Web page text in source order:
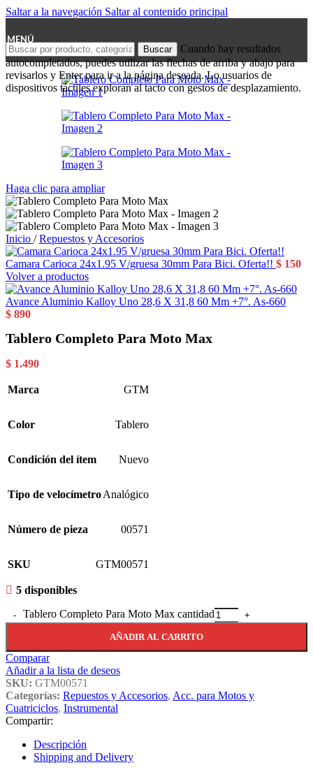
Saltar a la navegación Saltar al contenido principal
MENÚ
Buscar
Cuando hay resultados
autocompletados, puedes utilizar las flechas de arriba y abajo para
revisarlos y Enter para ir a la página deseada. Lo usuarios de
dispositivos táctiles exploran al tacto con gestos de desplazamiento.
Haga clic para ampliar
Inicio / Repuestos y Accesorios
Camara Carioca 24x1.95 V/gruesa 30mm Para Bici. Oferta!! $ 150
Volver a productos
Avance Aluminio Kalloy Uno 28,6 X 31,8 60 Mm +7°. As-660
$ 890
Tablero Completo Para Moto Max
$ 1.490
Marca GTM
Color Tablero
Condición del ítem Nuevo
Tipo de velocímetroAnalógico
Número de pieza 00571
SKU GTM00571
5 disponibles
Tablero Completo Para Moto Max cantidad
AÑADIR AL CARRITO
Comparar
Añadir a la lista de deseos
SKU: GTM00571
Categorías: Repuestos y Accesorios, Acc. para Motos y
Cuatriciclos, Instrumental
Compartir:
Descripción
Shipping and Delivery